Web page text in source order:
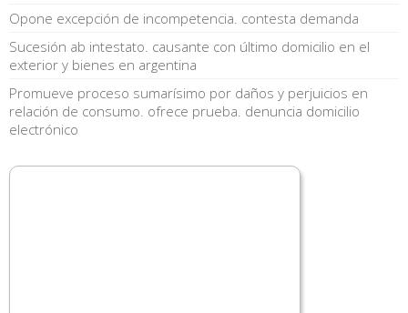
Opone excepción de incompetencia. contesta demanda
Sucesión ab intestato. causante con último domicilio en el
exterior y bienes en argentina
Promueve proceso sumarísimo por daños y perjuicios en
relación de consumo. ofrece prueba. denuncia domicilio
electrónico